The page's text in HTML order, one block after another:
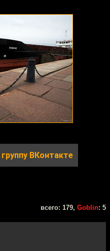
группу ВКонтакте
всего: 179, Goblin: 5